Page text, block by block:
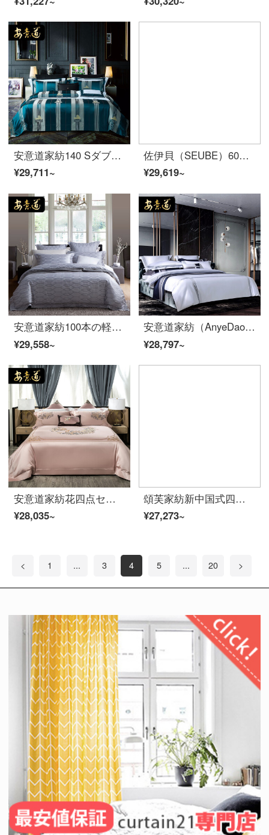
安意道家紡140 Sダブル係長綿毛四点セット綿花高級豪華色織現代風別荘ソフトケース間寝具楚門の恋-青1.8メートル/2.0メートルベッド四点セット
¥29,711~
佐伊貝（SEUBE）60本の両面シルク四点セット夏は裸で氷糸を寝ます。シンプルで純色の北欧風のローラーロープ設計ベッド用品のカレー色2.0 mベッドはサイズを大きくします。（布団カバー220*240）
¥29,619~
安意道家紡100本の軽さと贅沢さを競う全綿の4点セットの簡単なハイエンドの日常生活の純色のストライプのシーツ布団セットの活性デジタルプリント寝具セットのケイ悦-4点セットの1.8メートル/2.0メートルのベッド
¥29,558~
安意道家紡（AnyeDao）新製品の日常生活はシンプルで白い純綿四点セット140本の綿のラグジュアリーなストライプの五星ホテルのシーツは謎の考えでセットされています。
¥28,797~
安意道家紡花四点セットの綿純綿寝具140本の綿の新しい中国式シーツ布団セット現代簡単寝居セットナラン若水-四点セットの2.0メートルベッド(220*240芯に適合)
¥28,035~
頌芙家紡新中国式四点セット氷糸春夏の両面のシルク古典民族風ベッドの刺繍刺繍刺繍刺繍の寝具の花は錦1.5 m/1.8ベッドのようです（布団カバー200*230 cm）
¥27,273~
< 1 ... 3 4 5 ... 20 >